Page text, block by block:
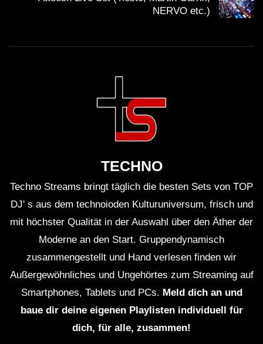
Musik von Kai Wachi freuen, und es bleibt spannend,
Electric Daisy Carnival
Subtronics
Dion Timmer
WICHTIG:
Du solltest übrigens gerade weil die Künstler mit
NERVO etc.)
TECHNO
Techno Streams bringt täglich die besten Sets von TOP
DJ' s aus dem technoioden Kulturuniversum, frisch und
mit höchster Qualität in der Auswahl über den Äther der
Moderne an den Start. Gruppendynamisch
zusammengestellt und Hand verlesen finden wir
Außergewöhnliches und Ungehörtes zum Streaming auf
Smartphones, Tablets und PCs. Meld dich an und
baue dir deine eigenen Playlisten individuell für
dich, für alle, zusammen!